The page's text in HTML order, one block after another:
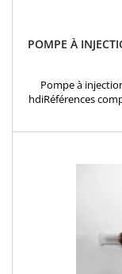
POMPE À
Pompe à
hdiRéférences